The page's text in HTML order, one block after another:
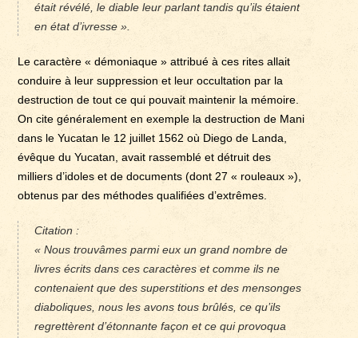
était révélé, le diable leur parlant tandis qu’ils étaient
en état d’ivresse ».
Le caractère « démoniaque » attribué à ces rites allait
conduire à leur suppression et leur occultation par la
destruction de tout ce qui pouvait maintenir la mémoire.
On cite généralement en exemple la destruction de Mani
dans le Yucatan le 12 juillet 1562 où Diego de Landa,
évêque du Yucatan, avait rassemblé et détruit des
milliers d’idoles et de documents (dont 27 « rouleaux »),
obtenus par des méthodes qualifiées d’extrêmes.
Citation :
« Nous trouvâmes parmi eux un grand nombre de
livres écrits dans ces caractères et comme ils ne
contenaient que des superstitions et des mensonges
diaboliques, nous les avons tous brûlés, ce qu’ils
regrettèrent d’étonnante façon et ce qui provoqua